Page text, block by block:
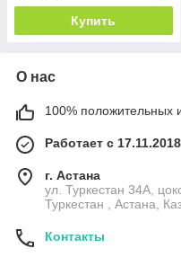
Купить
О нас
100% положительных
Работает с 17.11.2018
г. Астана
ул. Туркестан 34А,
Туркестан , Астана,
Контакты